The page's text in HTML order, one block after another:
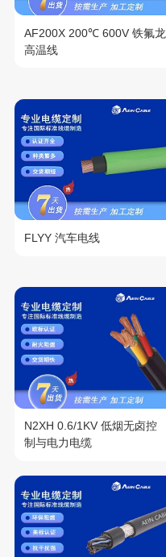
AF200X 200℃ 600V 铁氟龙
高温线
FLYY 汽车电线
N2XH 0.6/1KV 低烟无卤控
制与电力电缆